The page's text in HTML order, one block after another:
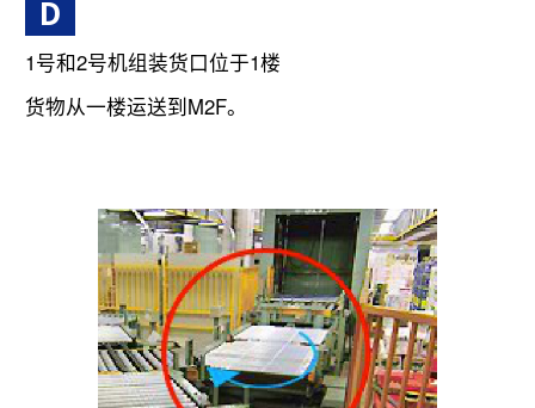
D
1号和2号机组装货口位于1楼
货物从一楼运送到M2F。